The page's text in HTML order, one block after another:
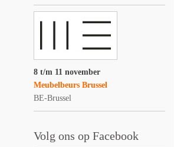
8 t/m 11 november
Meubelbeurs Brussel
BE-Brussel
Volg ons op Facebook